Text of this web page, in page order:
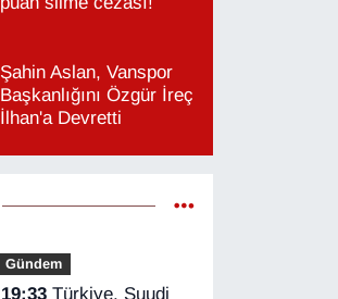
Şahin Aslan, Vanspor
Başkanlığını Özgür İreç
İlhan'a Devretti
Gündem
19:33Türkiye, Suudi